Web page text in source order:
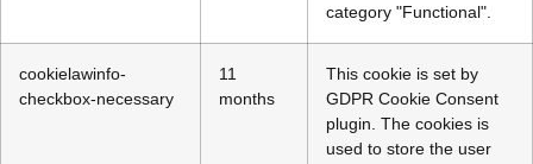
category "Functional".
cookielawinfo-
checkbox-necessary
11
months
This cookie is set by
GDPR Cookie Consent
plugin. The cookies is
used to store the user